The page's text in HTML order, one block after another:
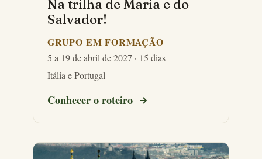
Na trilha de Maria e do
Salvador!
GRUPO EM FORMAÇÃO
5 a 19 de abril de 2027 · 15 dias
Itália e Portugal
Conhecer o roteiro